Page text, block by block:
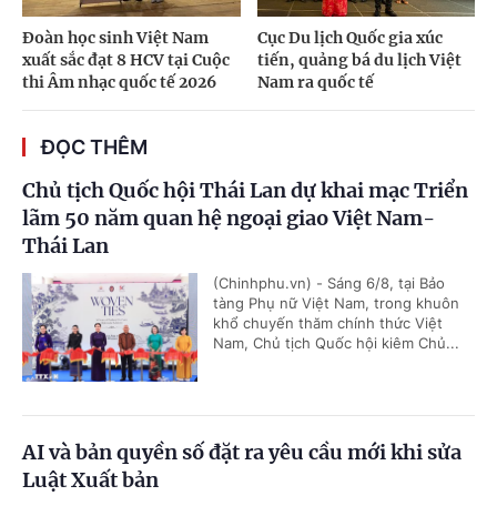
Đoàn học sinh Việt Nam
xuất sắc đạt 8 HCV tại Cuộc
thi Âm nhạc quốc tế 2026
Cục Du lịch Quốc gia xúc
tiến, quảng bá du lịch Việt
Nam ra quốc tế
ĐỌC THÊM
Chủ tịch Quốc hội Thái Lan dự khai mạc Triển
lãm 50 năm quan hệ ngoại giao Việt Nam-
Thái Lan
(Chinhphu.vn) - Sáng 6/8, tại Bảo
tàng Phụ nữ Việt Nam, trong khuôn
khổ chuyến thăm chính thức Việt
Nam, Chủ tịch Quốc hội kiêm Chủ...
AI và bản quyền số đặt ra yêu cầu mới khi sửa
Luật Xuất bản